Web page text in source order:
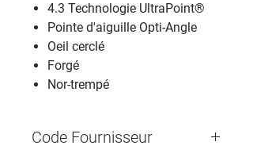
4.3 Technologie UltraPoint®
Pointe d'aiguille Opti-Angle
Oeil cerclé
Forgé
Nor-trempé
Code Fournisseur